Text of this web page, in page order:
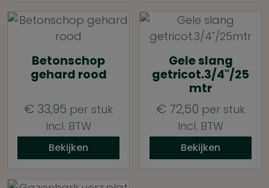
Betonschop
gehard rood
€ 33,95 per stuk
Incl. BTW
Bekijken
Gele slang
getricot.3/4"/25
mtr
€ 72,50 per stuk
Incl. BTW
Bekijken